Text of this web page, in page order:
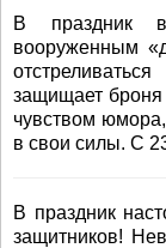
В праздник
вооруженным
защищает броня
чувством
в свои силы. С
В праздник
защитников!